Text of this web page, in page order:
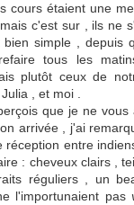
cours étaient une
c'est sur , ils ne
simple , depuis
tous les
plutôt ceux de
, et moi .
que je ne vous ai
arrivée , j'ai
réception entre
: cheveux clairs ,
réguliers , un
l'importunaient pas